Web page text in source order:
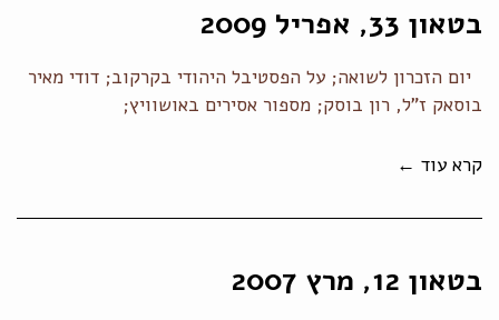
בטאון 33, אפריל 2009
יום הזכרון לשואה; על הפסטיבל היהודי בקרקוב; דודי מאיר
בוסאק ז"ל, רון בוסק; מספור אסירים באושוויץ;
קרא עוד ←
בטאון 12, מרץ 2007